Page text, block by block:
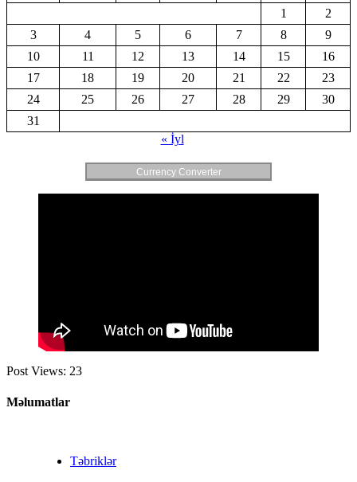
1
2
3
4 5 6 7 8
9
10
11 12 13 14 15
16
17
18 19 20 21 22
23
24
25 26 27 28 29
30
31
« İyl
Currency Converter
Post Views: 23
Məlumatlar
Təbriklər